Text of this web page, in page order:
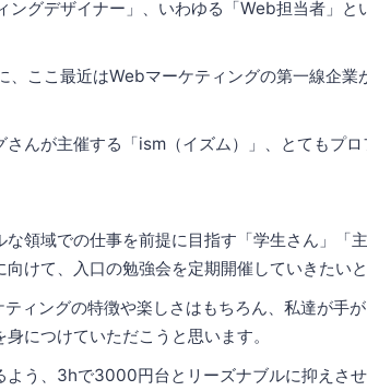
ングデザイナー」、いわゆる「Web担当者」と
、ここ最近はWebマーケティングの第一線企業
んが主催する「ism（イズム）」、とてもプ
領域での仕事を前提に目指す「学生さん」「
けて、入口の勉強会を定期開催していきたい
ィングの特徴や楽しさはもちろん、私達が手
につけていただこうと思います。
よう、3hで3000円台とリーズナブルに抑えさ